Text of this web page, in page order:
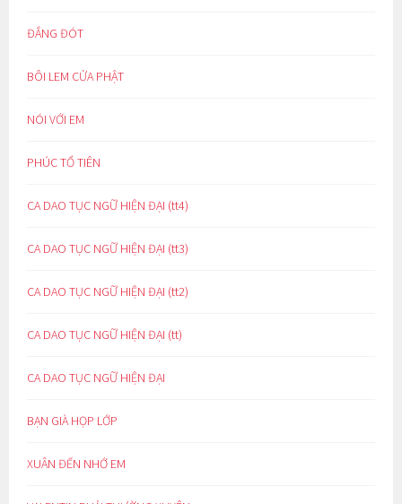
ĐẮNG ĐÓT
BÔI LEM CỬA PHẬT
NÓI VỚI EM
PHÚC TỔ TIÊN
CA DAO TỤC NGỮ HIỆN ĐẠI (tt4)
CA DAO TỤC NGỮ HIỆN ĐẠI (tt3)
CA DAO TỤC NGỮ HIỆN ĐẠI (tt2)
CA DAO TỤC NGỮ HIỆN ĐẠI (tt)
CA DAO TỤC NGỮ HIỆN ĐẠI
BẠN GIÀ HỌP LỚP
XUÂN ĐẾN NHỚ EM